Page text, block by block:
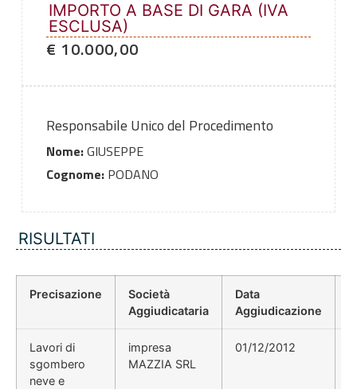
IMPORTO A BASE DI GARA (IVA
ESCLUSA)
€ 10.000,00
Responsabile Unico del Procedimento
Nome:GIUSEPPE
Cognome:PODANO
RISULTATI
Precisazione
Società
Aggiudicataria
Data
Aggiudicazione
Lavori di
sgombero
neve e
impresa
MAZZIA SRL
01/12/2012